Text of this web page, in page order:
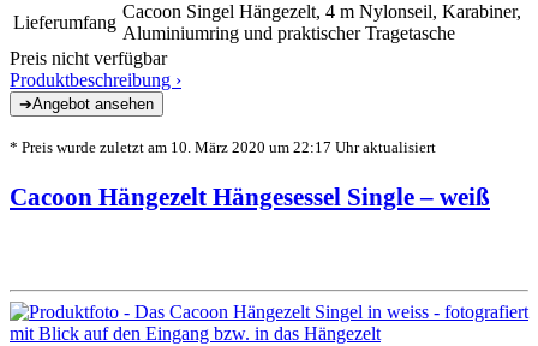
Lieferumfang
Cacoon Singel Hängezelt, 4 m Nylonseil, Karabiner,
Aluminiumring und praktischer Tragetasche
Preis nicht verfügbar
Produktbeschreibung ›
* Preis wurde zuletzt am 10. März 2020 um 22:17 Uhr aktualisiert
Cacoon Hängezelt Hängesessel Single – weiß